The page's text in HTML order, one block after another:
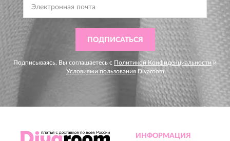
ПОДПИСАТЬСЯ
Подписываясь, Вы соглашаетесь с Политикой Конфиденциальности и
Условиями пользования Divaroom
ИНФОРМАЦИЯ